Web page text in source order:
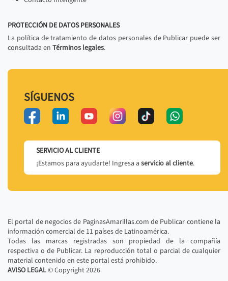
PROTECCIÓN DE DATOS PERSONALES
La política de tratamiento de datos personales de Publicar puede ser
consultada en Términos legales.
SÍGUENOS
SERVICIO AL CLIENTE
¡Estamos para ayudarte! Ingresa a servicio al cliente.
El portal de negocios de PaginasAmarillas.com de Publicar contiene la
información comercial de 11 países de Latinoamérica.
Todas las marcas registradas son propiedad de la compañía
respectiva o de Publicar. La reproducción total o parcial de cualquier
material contenido en este portal está prohibido.
AVISO LEGAL© Copyright2026